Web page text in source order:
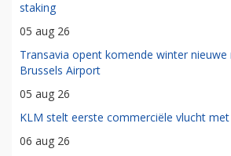
staking
05 aug 26
Transavia opent komende winter
Brussels Airport
05 aug 26
KLM stelt eerste commerciële vlucht
06 aug 26